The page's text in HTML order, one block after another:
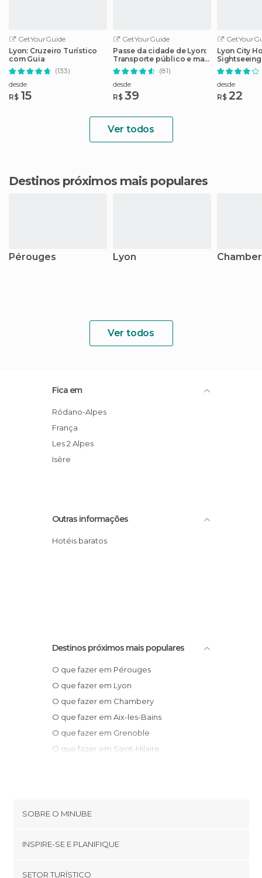
GetYourGuide
Lyon: Cruzeiro Turístico
com Guia
(133)
desde
R$ 15
GetYourGuide
Passe da cidade de Lyon:
Transporte público e mais
de 40 atrações
(81)
desde
R$ 39
Lyon City
desde
R$ 22
Ver todos
Destinos próximos mais populares
Pérouges Lyon
Ver todos
Fica em
Ródano-Alpes
França
Les 2 Alpes
Isère
Outras informações
Hotéis baratos
Destinos próximos mais populares
O que fazer em Pérouges
O que fazer em Lyon
O que fazer em Chambery
O que fazer em Aix-les-Bains
O que fazer em Grenoble
O que fazer em Saint-Hilaire
O que fazer em Pinsot
O que fazer em Saint-Étienne
O que fazer em Valence
SOBRE O MINUBE
INSPIRE-SE E PLANIFIQUE
footer@item_discovertips_anchor
SETOR TURÍSTICO